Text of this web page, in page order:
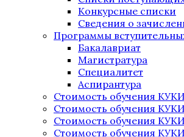
Конкурсные списки
Сведения о
Программы
Бакалавриат
Магистратура
Специалитет
Аспирантура
Стоимость обучения
Стоимость обучения
Стоимость обучения
Стоимость обучения